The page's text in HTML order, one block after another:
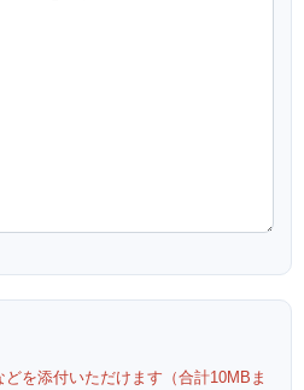
を添付いただけます（合計10MBま